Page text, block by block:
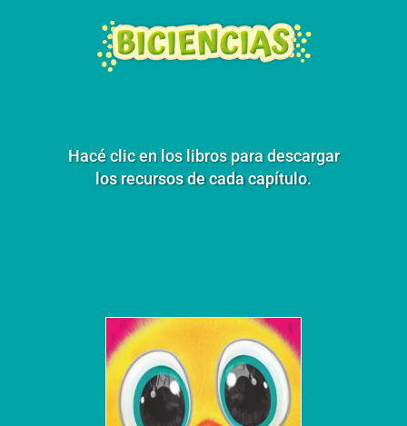
Hacé clic en los libros para descargar
los recursos de cada capítulo.